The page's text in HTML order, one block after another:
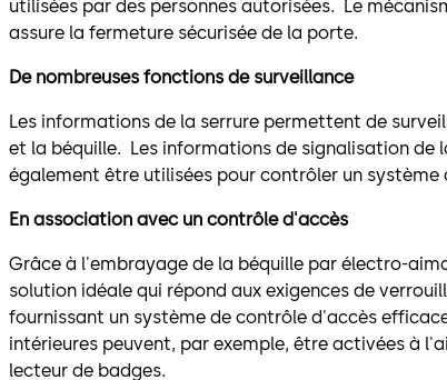
utilisées par des personnes autorisées. Le
assure la fermeture sécurisée de la porte.
De nombreuses fonctions de surveillance
Les informations de la serrure permettent de
et la béquille. Les informations de signalisation de
également être utilisées pour contrôler un système
En association avec un contrôle d'accès
Grâce à l'embrayage de la béquille par électro-
solution idéale qui répond aux exigences de
fournissant un système de contrôle d'accès
intérieures peuvent, par exemple, être activées à
lecteur de badges.